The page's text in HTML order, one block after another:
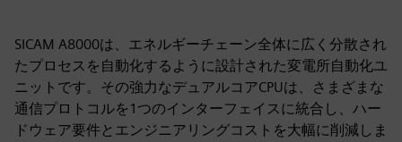
SICAM A8000は、エネルギーチェーン全体に広く分散され
たプロセスを自動化するように設計された変電所自動化ユ
ニットです。その強力なデュアルコアCPUは、さまざまな
通信プロトコルを1つのインターフェイスに統合し、ハー
ドウェア要件とエンジニアリングコストを大幅に削減しま